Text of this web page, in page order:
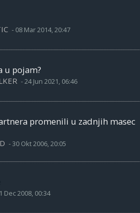
- 08 Mar 2014, 20:47
u pojam?
-24 Jun 2021, 06:46
promenili u zadnjih masec
-30 Okt 2006, 20:05
Dec 2008, 00:34